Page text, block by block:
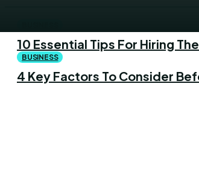
10 Essential Tips For Hiring
BUSINESS
4 Key Factors To Consider